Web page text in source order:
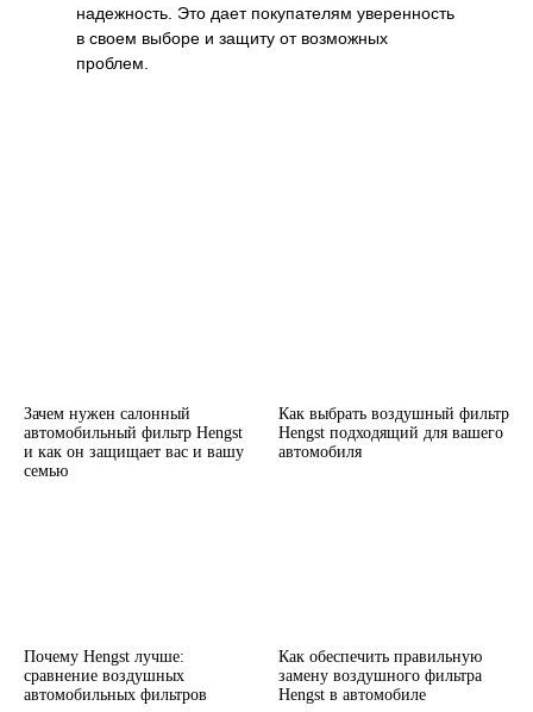
надежность. Это дает покупателям уверенность
в своем выборе и защиту от возможных
проблем.
Зачем нужен салонный
автомобильный фильтр Hengst
и как он защищает вас и вашу
семью
Как выбрать воздушный фильтр
Hengst подходящий для вашего
автомобиля
Почему Hengst лучше:
сравнение воздушных
автомобильных фильтров
Как обеспечить правильную
замену воздушного фильтра
Hengst в автомобиле